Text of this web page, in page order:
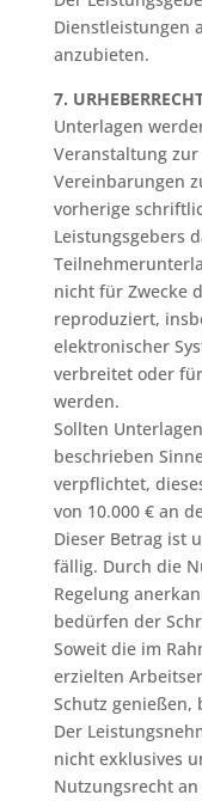
Dienstleistungen
anzubieten.
7.
Unterlagen
Veranstaltung
Vereinbarungen
vorherige
Leistungsgebers
nicht für Zwecke
reproduziert,
elektronischer
verbreitet oder
werden.
Sollten
beschrieben
verpflichtet,
von 10.000 € an
Dieser Betrag ist
fällig. Durch die
Regelung
bedürfen der
Soweit die im
erzielten
Schutz genießen,
Der
nicht exklusives
Nutzungsrecht